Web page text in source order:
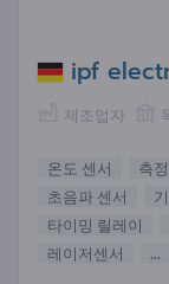
ipf
제조업자
온도 센서 측
초음파 센서
타이밍 릴레이
레이저센서
...